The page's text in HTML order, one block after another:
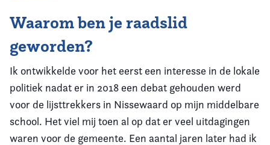
Waarom ben je raadslid
geworden?
Ik ontwikkelde voor het eerst een interesse in de lokale
politiek nadat er in 2018 een debat gehouden werd
voor de lijsttrekkers in Nissewaard op mijn middelbare
school. Het viel mij toen al op dat er veel uitdagingen
waren voor de gemeente. Een aantal jaren later had ik